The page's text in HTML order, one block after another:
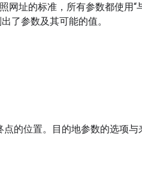
网址的标准，所有参数都使用“
了参数及其可能的值。
的位置。目的地参数的选项与